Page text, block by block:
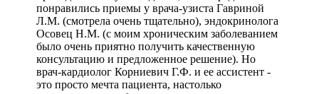
понравились приемы у врача-узиста Гавриной
Л.М. (смотрела очень тщательно), эндокринолога
Осовец Н.М. (с моим хроническим заболеванием
было очень приятно получить качественную
консультацию и предложенное решение). Но
врач-кардиолог Корниевич Г.Ф. и ее ассистент -
это просто мечта пациента, настолько